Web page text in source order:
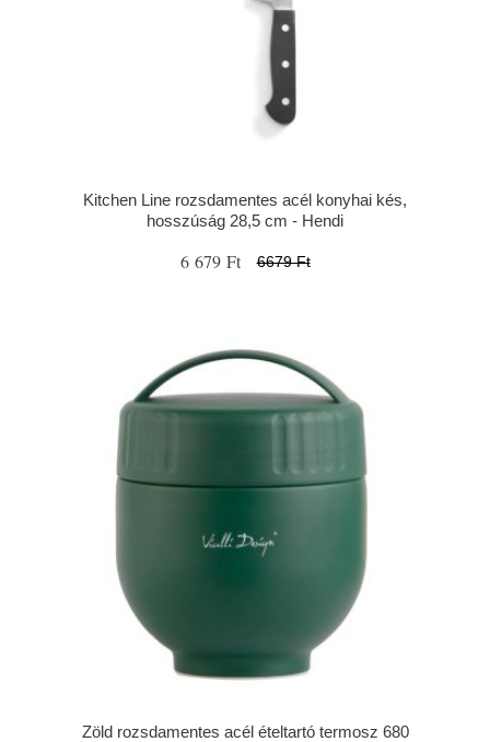
Kitchen Line rozsdamentes acél konyhai kés,
hosszúság 28,5 cm - Hendi
6 679 Ft 6679 Ft
Zöld rozsdamentes acél ételtartó termosz 680